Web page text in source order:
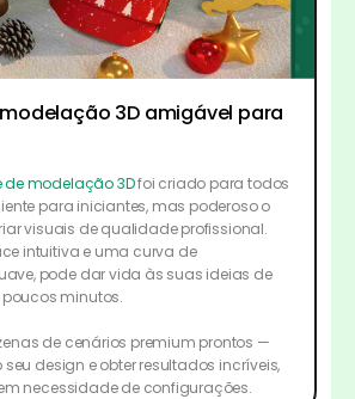
3D amigável para
de modelação 3Dfoi criado para todos
para iniciantes, mas poderoso o
visuais de qualidade profissional.
intuitiva e uma curva de
pode dar vida às suas ideias de
minutos.
de cenários premium prontos —
design e obter resultados incríveis,
necessidade de configurações.